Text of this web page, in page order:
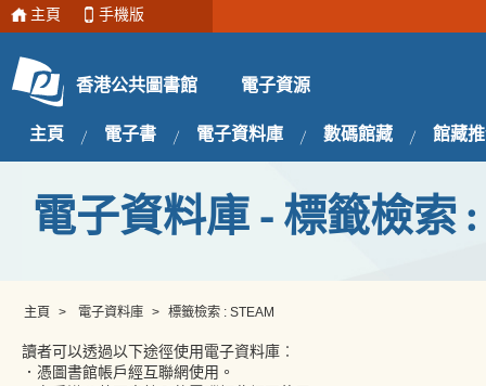
主頁 手機版
香港公共圖書館 電子資源
主頁 電子書 電子資料庫 數碼館藏 館藏
電子資料庫 - 標籤檢索 :
主頁 > 電子資料庫 > 標籤檢索 : STEAM
讀者可以透過以下途徑使用電子資料庫︰
．憑圖書館帳戶經互聯網使用。